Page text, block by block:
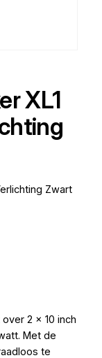
XL1
Zwart
2 x 10 inch
Met de
te